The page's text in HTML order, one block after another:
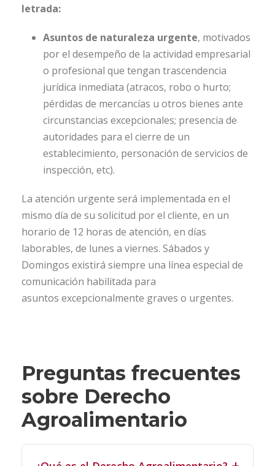
letrada:
Asuntos de naturaleza urgente, motivados
por el desempeño de la actividad empresarial
o profesional que tengan trascendencia
jurídica inmediata (atracos, robo o hurto;
pérdidas de mercancías u otros bienes ante
circunstancias excepcionales; presencia de
autoridades para el cierre de un
establecimiento, personación de servicios de
inspección, etc).
La atención urgente será implementada en el
mismo día de su solicitud por el cliente, en un
horario de 12 horas de atención, en días
laborables, de lunes a viernes. Sábados y
Domingos existirá siempre una línea especial de
comunicación habilitada para
asuntos excepcionalmente graves o urgentes.
Preguntas frecuentes
sobre Derecho
Agroalimentario